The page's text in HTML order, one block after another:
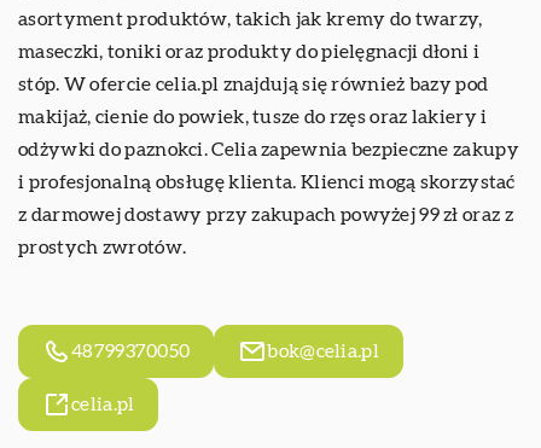
asortyment produktów, takich jak kremy do twarzy,
maseczki, toniki oraz produkty do pielęgnacji dłoni i
stóp. W ofercie celia.pl znajdują się również bazy pod
makijaż, cienie do powiek, tusze do rzęs oraz lakiery i
odżywki do paznokci. Celia zapewnia bezpieczne zakupy
i profesjonalną obsługę klienta. Klienci mogą skorzystać
z darmowej dostawy przy zakupach powyżej 99 zł oraz z
prostych zwrotów.
48799370050 bok@celia.pl
celia.pl